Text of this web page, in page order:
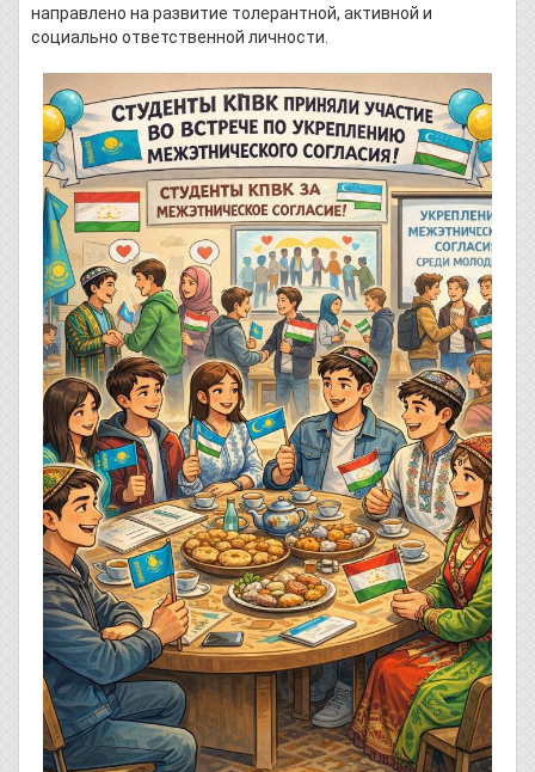
направлено на развитие толерантной, активной и
социально ответственной личности.